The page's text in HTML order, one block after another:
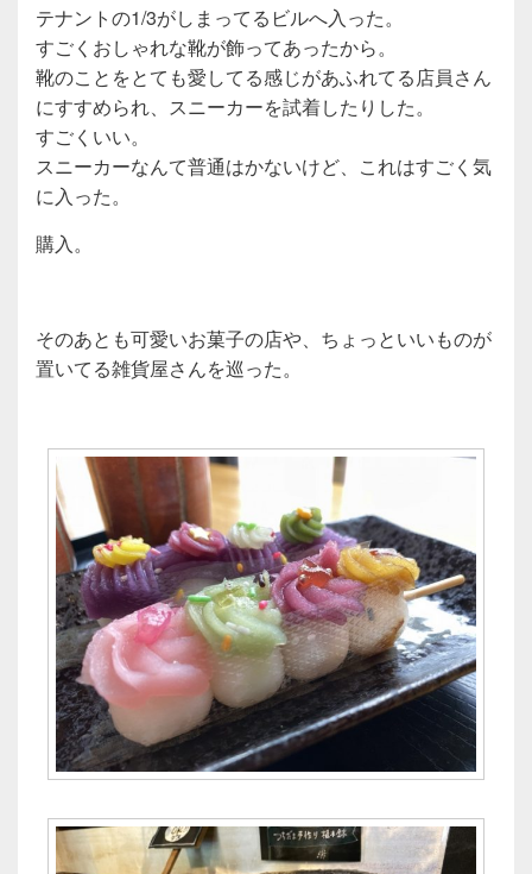
テナントの1/3がしまってるビルへ入った。
すごくおしゃれな靴が飾ってあったから。
靴のことをとても愛してる感じがあふれてる店員さん
にすすめられ、スニーカーを試着したりした。
すごくいい。
スニーカーなんて普通はかないけど、これはすごく気
に入った。
購入。
そのあとも可愛いお菓子の店や、ちょっといいものが
置いてる雑貨屋さんを巡った。